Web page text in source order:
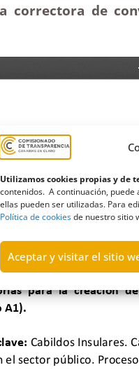
Utilizamos cookies propias y de
contenidos. A continuación,
ellas pueden ser utilizadas. Para
Política de cookiesde nuestro sitio
Aceptar y visitar el sitio
correctora de